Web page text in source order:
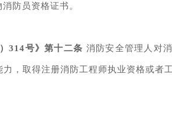
防员资格证书。
314号》第十二条 消防安全管理人对
，取得注册消防工程师执业资格或者